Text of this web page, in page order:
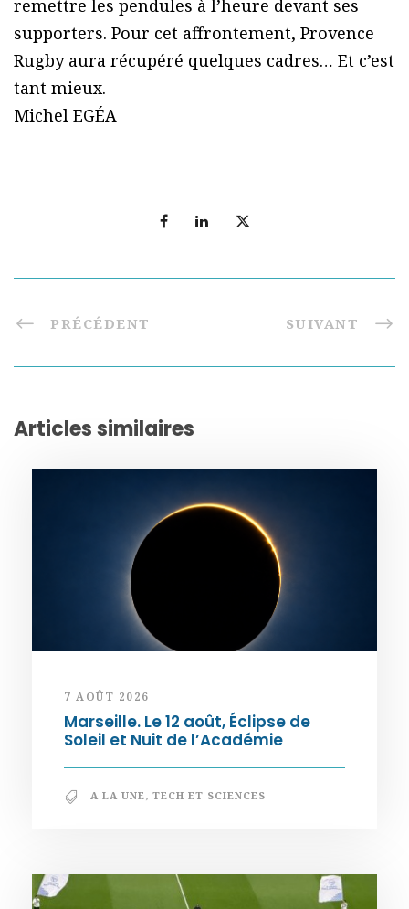
remettre les pendules à l’heure devant ses
supporters. Pour cet affrontement, Provence
Rugby aura récupéré quelques cadres… Et c’est
tant mieux.
Michel EGÉA
PRÉCÉDENT SUIVANT
Articles similaires
7 AOÛT 2026
Marseille. Le 12 août, Éclipse de
Soleil et Nuit de l’Académie
A LA UNE, TECH ET SCIENCES